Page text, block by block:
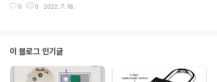
험에 가입하였고 고객들에게도 회사의 교육과 설명을 믿고
하였는데, 그중에서 사회적으로 큰 반향을 일으켰던 소비
세입자보호조례 제정운동, 마라톤대회 참가비 환불 규정
마련 운동이 있다. 한편 사회적으로 큰 파장을 일으켰거나
고액으로 다수의 피해자가 발생하였던 사례로는 OO생명
21세기 암보험 피해구제 활동, 신용카드 불법 복제 사건 소
0 0 2022. 7. 18.
이 블로그 인기글